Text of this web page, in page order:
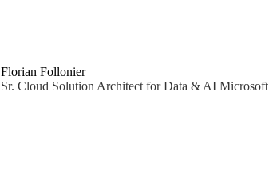
Florian Follonier
Sr. Cloud Solution Architect for Data & AI Microsoft